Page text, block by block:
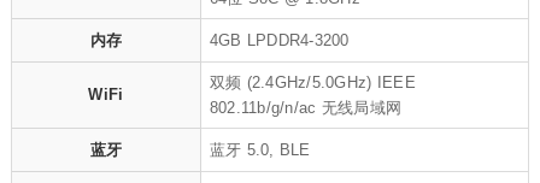
内存 4GB LPDDR4-3200
WiFi
双频 (2.4GHz/5.0GHz) IEEE
802.11b/g/n/ac 无线局域网
蓝牙 蓝牙 5.0, BLE